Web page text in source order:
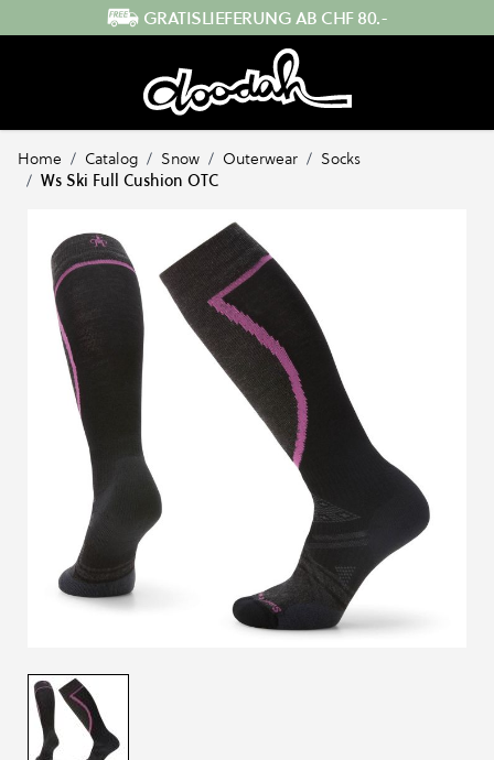
Direkt zum Inhalt SCHNELLER VERSAND AUS DER SCHWEIZ
Home / Catalog / Snow / Outerwear / Socks
/ Ws Ski Full Cushion OTC